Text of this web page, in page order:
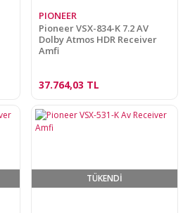
PIONEER
Pioneer VSX-834-K 7.2 AV
Dolby Atmos HDR Receiver
Amfi
37.764,03 TL
TÜKENDİ